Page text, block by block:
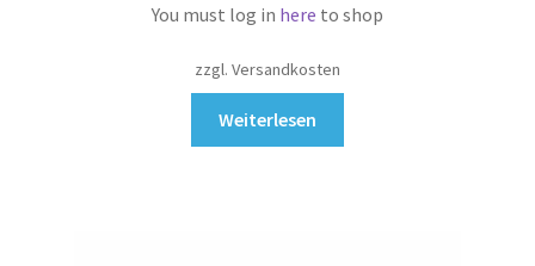
You must log in here to shop
zzgl. Versandkosten
Weiterlesen